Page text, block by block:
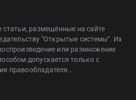
статьи, размещённые на сайте
"Открытые системы". Их
или размножение
допускается только с
правообладателя..